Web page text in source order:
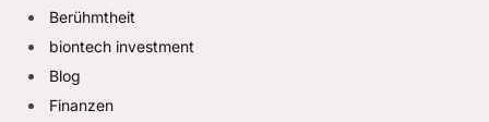
Berühmtheit
biontech investment
Blog
Finanzen